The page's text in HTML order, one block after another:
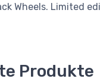
Wheels. Limited
Produkte